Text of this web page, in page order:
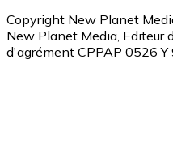
Copyright New Planet
New Planet Media, Editeur
d'agrément CPPAP 0526